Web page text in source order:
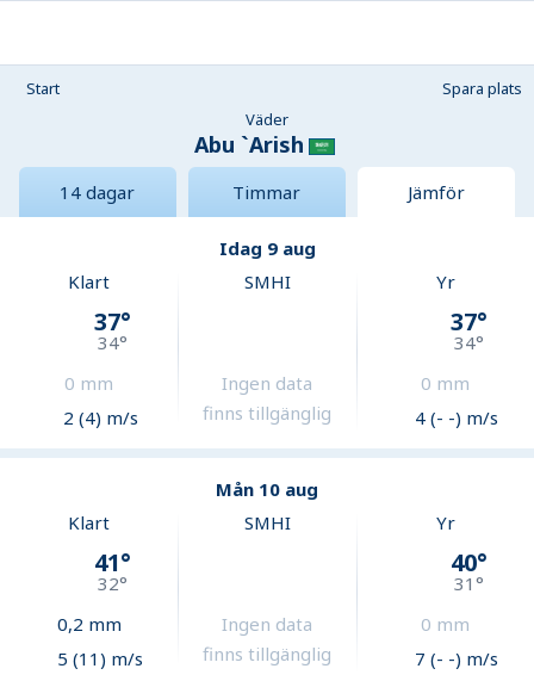
Start
Spara plats
Väder
Abu `Arish
14 dagar Timmar Jämför
Idag 9 aug
Klart
37°
34°
0 mm
2 (4) m/s
SMHI
Ingen data
finns tillgänglig
Yr
37°
34°
0 mm
4 (- -) m/s
Mån 10 aug
Klart
41°
32°
0,2 mm
5 (11) m/s
SMHI
Ingen data
finns tillgänglig
Yr
40°
31°
0 mm
7 (- -) m/s